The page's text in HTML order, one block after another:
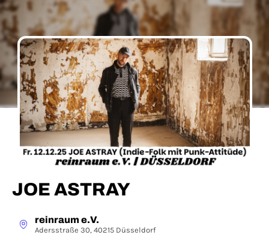
JOE ASTRAY
reinraum e.V.
Adersstraße 30, 40215 Düsseldorf